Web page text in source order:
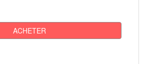
ACHETER